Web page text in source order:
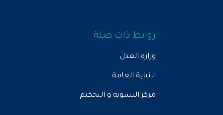
روابط ذات صلة
وزارة العدل
النيابة العامة
مركز التسوية و التحكيم